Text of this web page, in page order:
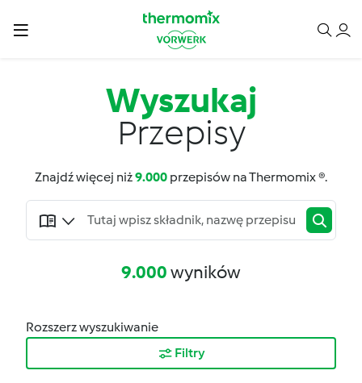
Wyszukaj
Przepisy
Znajdź więcej niż9.000 przepisów na Thermomix ®.
9.000wyników
Rozszerz wyszukiwanie
Filtry